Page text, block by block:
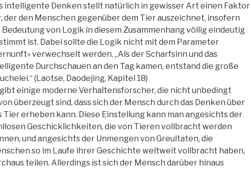
intelligente Denken stellt natürlich in gewisser Art einen Faktor
der den Menschen gegenüber dem Tier auszeichnet, insofern
Bedeutung von Logik in diesem Zusammenhang völlig eindeutig
ist. Dabei sollte die Logik nicht mit dem Parameter
verwechselt werden. „Als der Scharfsinn und das
Durchschauen an den Tag kamen, entstand die große
(Laotse, Daodejing, Kapitel 18)
gibt einige moderne Verhaltensforscher, die nicht unbedingt
überzeugt sind, dass sich der Mensch durch das Denken über
Tier erheben kann. Diese Einstellung kann man angesichts der
Geschicklichkeiten, die von Tieren vollbracht werden
und angesichts der Unmengen von Greultaten, die
so im Laufe ihrer Geschichte weltweit vollbracht haben,
teilen. Allerdings ist sich der Mensch darüber hinaus